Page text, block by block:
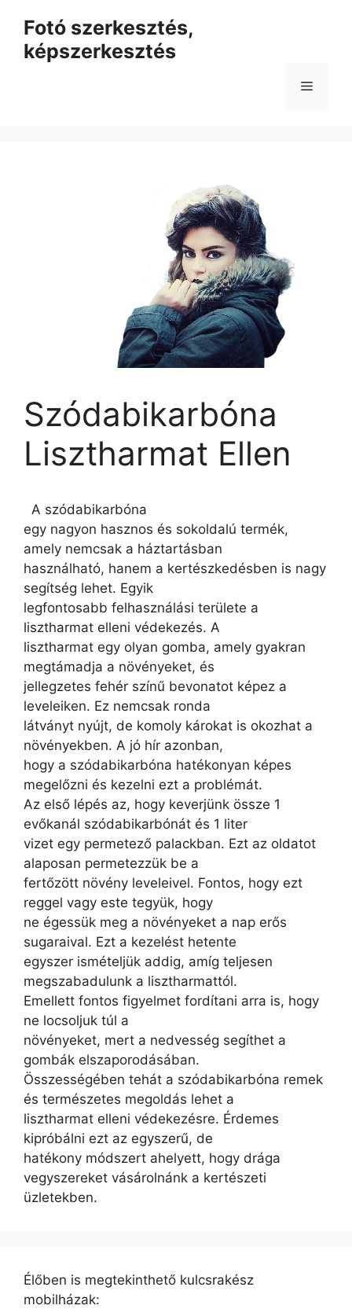
tartalomba
Fotó szerkesztés,
képszerkesztés
Menü
Szódabikarbóna
Lisztharmat Ellen
A szódabikarbóna
egy nagyon hasznos és sokoldalú termék,
amely nemcsak a háztartásban
használható, hanem a kertészkedésben is nagy
segítség lehet. Egyik
legfontosabb felhasználási területe a
lisztharmat elleni védekezés. A
lisztharmat egy olyan gomba, amely gyakran
megtámadja a növényeket, és
jellegzetes fehér színű bevonatot képez a
leveleiken. Ez nemcsak ronda
látványt nyújt, de komoly károkat is okozhat a
növényekben. A jó hír azonban,
hogy a szódabikarbóna hatékonyan képes
megelőzni és kezelni ezt a problémát.
Az első lépés az, hogy keverjünk össze 1
evőkanál szódabikarbónát és 1 liter
vizet egy permetező palackban. Ezt az oldatot
alaposan permetezzük be a
fertőzött növény leveleivel. Fontos, hogy ezt
reggel vagy este tegyük, hogy
ne égessük meg a növényeket a nap erős
sugaraival. Ezt a kezelést hetente
egyszer ismételjük addig, amíg teljesen
megszabadulunk a lisztharmattól.
Emellett fontos figyelmet fordítani arra is, hogy
ne locsoljuk túl a
növényeket, mert a nedvesség segíthet a
gombák elszaporodásában.
Összességében tehát a szódabikarbóna remek
és természetes megoldás lehet a
lisztharmat elleni védekezésre. Érdemes
kipróbálni ezt az egyszerű, de
hatékony módszert ahelyett, hogy drága
vegyszereket vásárolnánk a kertészeti
üzletekben.
Élőben is megtekinthető kulcsrakész
mobilházak: